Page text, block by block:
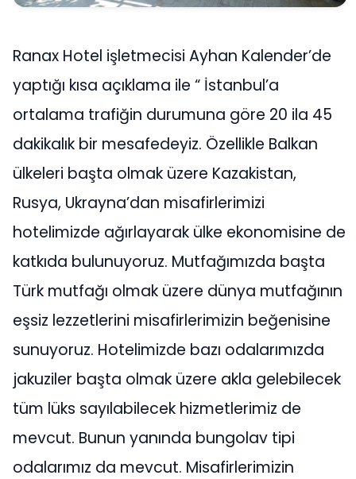
Ranax Hotel işletmecisi Ayhan Kalender’de
yaptığı kısa açıklama ile “ İstanbul’a
ortalama trafiğin durumuna göre 20 ila 45
dakikalık bir mesafedeyiz. Özellikle Balkan
ülkeleri başta olmak üzere Kazakistan,
Rusya, Ukrayna’dan misafirlerimizi
hotelimizde ağırlayarak ülke ekonomisine de
katkıda bulunuyoruz. Mutfağımızda başta
Türk mutfağı olmak üzere dünya mutfağının
eşsiz lezzetlerini misafirlerimizin beğenisine
sunuyoruz. Hotelimizde bazı odalarımızda
jakuziler başta olmak üzere akla gelebilecek
tüm lüks sayılabilecek hizmetlerimiz de
mevcut. Bunun yanında bungolav tipi
odalarımız da mevcut. Misafirlerimizin